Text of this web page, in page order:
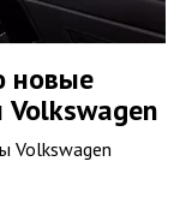
новые
Volkswagen